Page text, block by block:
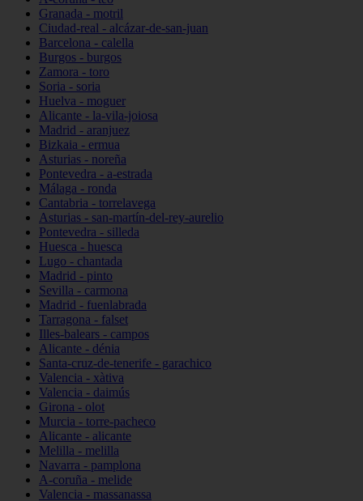
Granada - motril
Ciudad-real - alcázar-de-san-juan
Barcelona - calella
Burgos - burgos
Zamora - toro
Soria - soria
Huelva - moguer
Alicante - la-vila-joiosa
Madrid - aranjuez
Bizkaia - ermua
Asturias - noreña
Pontevedra - a-estrada
Málaga - ronda
Cantabria - torrelavega
Asturias - san-martín-del-rey-aurelio
Pontevedra - silleda
Huesca - huesca
Lugo - chantada
Madrid - pinto
Sevilla - carmona
Madrid - fuenlabrada
Tarragona - falset
Illes-balears - campos
Alicante - dénia
Santa-cruz-de-tenerife - garachico
Valencia - xàtiva
Valencia - daimús
Girona - olot
Murcia - torre-pacheco
Alicante - alicante
Melilla - melilla
Navarra - pamplona
A-coruña - melide
Valencia - massanassa